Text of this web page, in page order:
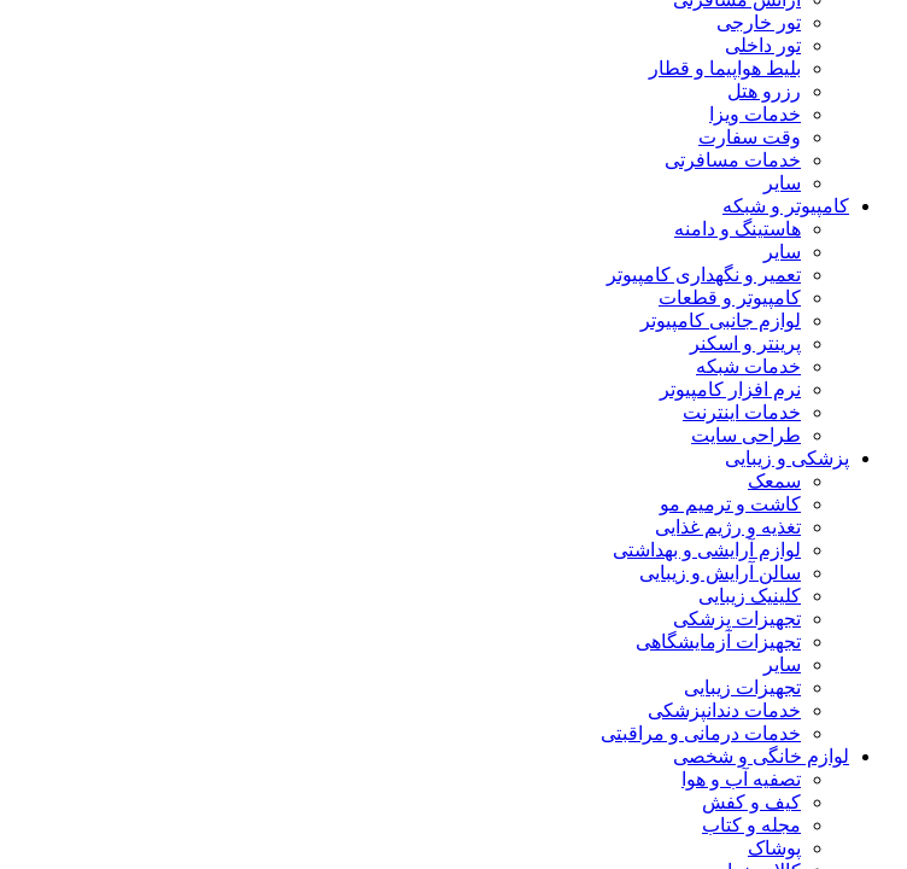
تور خارجی
تور داخلی
بلیط هواپیما و قطار
رزرو هتل
خدمات ویزا
وقت سفارت
خدمات مسافرتی
سایر
کامپیوتر و شبکه
هاستینگ و دامنه
سایر
تعمیر و نگهداری کامپیوتر
کامپیوتر و قطعات
لوازم جانبی کامپیوتر
پرینتر و اسکنر
خدمات شبکه
نرم افزار کامپیوتر
خدمات اینترنت
طراحی سایت
پزشکی و زیبایی
سمعک
کاشت و ترمیم مو
تغذیه و رژیم غذایی
لوازم آرایشی و بهداشتی
سالن آرایش و زیبایی
کلینیک زیبایی
تجهیزات پزشکی
تجهیزات آزمایشگاهی
سایر
تجهیزات زیبایی
خدمات دندانپزشکی
خدمات درمانی و مراقبتی
لوازم خانگی و شخصی
تصفیه آب و هوا
کیف و کفش
مجله و کتاب
پوشاک